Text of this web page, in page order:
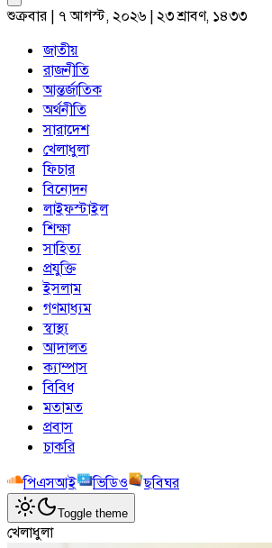
শুক্রবার | ৭ আগস্ট, ২০২৬ | ২৩ শ্রাবণ, ১৪৩৩
জাতীয়
রাজনীতি
আন্তর্জাতিক
অর্থনীতি
সারাদেশ
খেলাধুলা
ফিচার
বিনোদন
লাইফস্টাইল
শিক্ষা
সাহিত্য
প্রযুক্তি
ইসলাম
গণমাধ্যম
স্বাস্থ্য
আদালত
ক্যাম্পাস
বিবিধ
মতামত
প্রবাস
চাকরি
পিএসআই
ভিডিও ছবিঘর
Toggle theme
খেলাধুলা